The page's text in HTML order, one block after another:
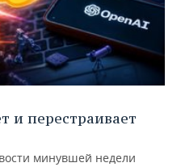
и перестраивает
минувшей недели